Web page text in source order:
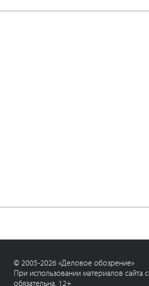
© 2005-2026 «Деловое обозрение»
При использовании материалов сайта
обязательна. 12+